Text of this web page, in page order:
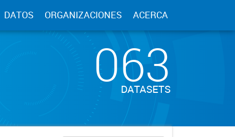
DATOS ORGANIZACIONES ACERCA
063
DATASETS